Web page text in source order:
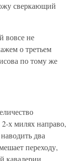
сверкающий
вовсе не
о третьем
по тому же
х милях направо,
два
переходу,
кавалерии